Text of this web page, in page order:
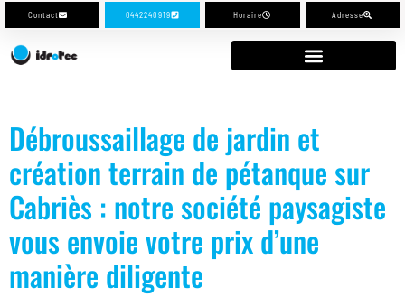
Contact 0442240919 Horaire Adresse
Débroussaillage de jardin et
création terrain de pétanque sur
Cabriès : notre société paysagiste
vous envoie votre prix d’une
manière diligente